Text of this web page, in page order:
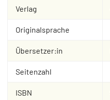
Verlag
Originalsprache
Übersetzer:in
Seitenzahl
ISBN